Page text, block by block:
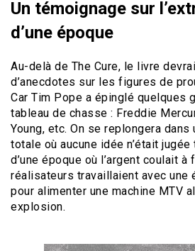
Un témoignage sur
d’une époque
Au-delà de The Cure, le livre
d’anecdotes sur les figures de
Car Tim Pope a épinglé quelques
tableau de chasse : Freddie
Young, etc. On se replongera
totale où aucune idée n’était
d’une époque où l’argent coulait
réalisateurs travaillaient avec une
pour alimenter une machine MTV
explosion.